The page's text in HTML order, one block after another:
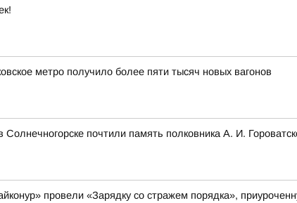
метро получило более пяти тысяч новых вагонов
почтили память полковника А. И.
провели «Зарядку со стражем порядка»,